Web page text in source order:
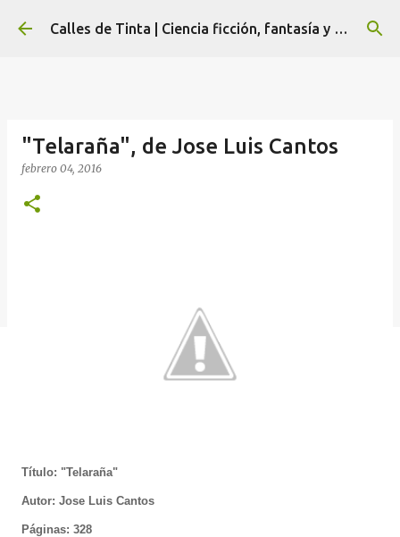
Ir al contenido principal Calles de Tinta | Ciencia ficción, fantasía y terror
"Telaraña", de Jose Luis Cantos
febrero 04, 2016
Título: "Telaraña"
Autor: Jose Luis Cantos
Páginas: 328